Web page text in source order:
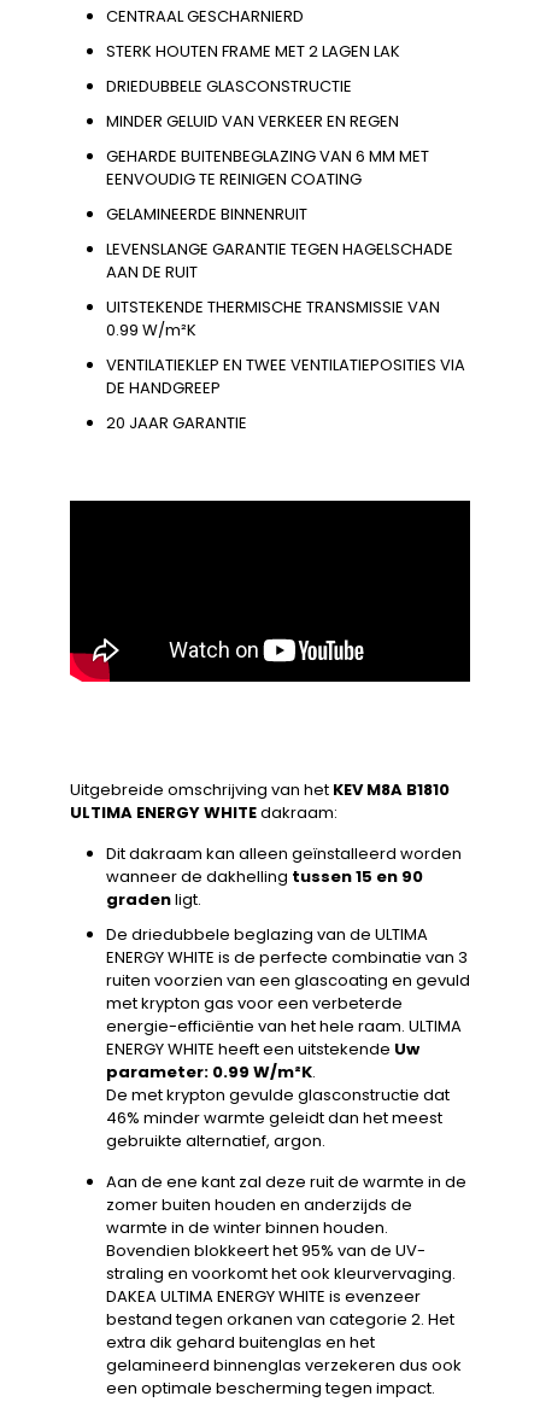
CENTRAAL GESCHARNIERD
STERK HOUTEN FRAME MET 2 LAGEN LAK
DRIEDUBBELE GLASCONSTRUCTIE
MINDER GELUID VAN VERKEER EN REGEN
GEHARDE BUITENBEGLAZING VAN 6 MM MET
EENVOUDIG TE REINIGEN COATING
GELAMINEERDE BINNENRUIT
LEVENSLANGE GARANTIE TEGEN HAGELSCHADE
AAN DE RUIT
UITSTEKENDE THERMISCHE TRANSMISSIE VAN
0.99 W/m²K
VENTILATIEKLEP EN TWEE VENTILATIEPOSITIES VIA
DE HANDGREEP
20 JAAR GARANTIE
Uitgebreide omschrijving van het KEV M8A B1810
ULTIMA ENERGY WHITEdakraam:
Dit dakraam kan alleen geïnstalleerd worden
wanneer de dakhelling tussen 15 en 90
gradenligt.
De driedubbele beglazing van de ULTIMA
ENERGY WHITE is de perfecte combinatie van 3
ruiten voorzien van een glascoating en gevuld
met krypton gas voor een verbeterde
energie-efficiëntie van het hele raam. ULTIMA
ENERGY WHITE heeft een uitstekende Uw
parameter: 0.99 W/m²K.
De met krypton gevulde glasconstructie dat
46% minder warmte geleidt dan het meest
gebruikte alternatief, argon.
Aan de ene kant zal deze ruit de warmte in de
zomer buiten houden en anderzijds de
warmte in de winter binnen houden.
Bovendien blokkeert het 95% van de UV-
straling en voorkomt het ook kleurvervaging.
DAKEA ULTIMA ENERGY WHITE is evenzeer
bestand tegen orkanen van categorie 2. Het
extra dik gehard buitenglas en het
gelamineerd binnenglas verzekeren dus ook
een optimale bescherming tegen impact.